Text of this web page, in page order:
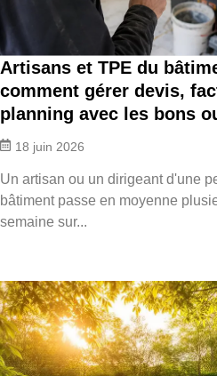
Artisans et TPE du
comment gérer devis,
planning avec les bons
18 juin 2026
Un artisan ou un dirigeant d'une
bâtiment passe en moyenne
semaine sur...